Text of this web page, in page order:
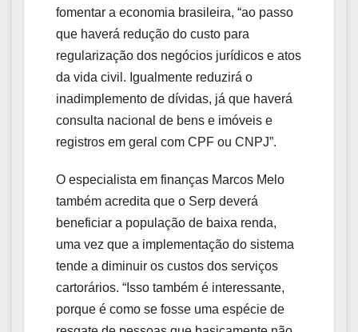
fomentar a economia brasileira, “ao passo
que haverá redução do custo para
regularização dos negócios jurídicos e atos
da vida civil. Igualmente reduzirá o
inadimplemento de dívidas, já que haverá
consulta nacional de bens e imóveis e
registros em geral com CPF ou CNPJ”.
O especialista em finanças Marcos Melo
também acredita que o Serp deverá
beneficiar a população de baixa renda,
uma vez que a implementação do sistema
tende a diminuir os custos dos serviços
cartorários. “Isso também é interessante,
porque é como se fosse uma espécie de